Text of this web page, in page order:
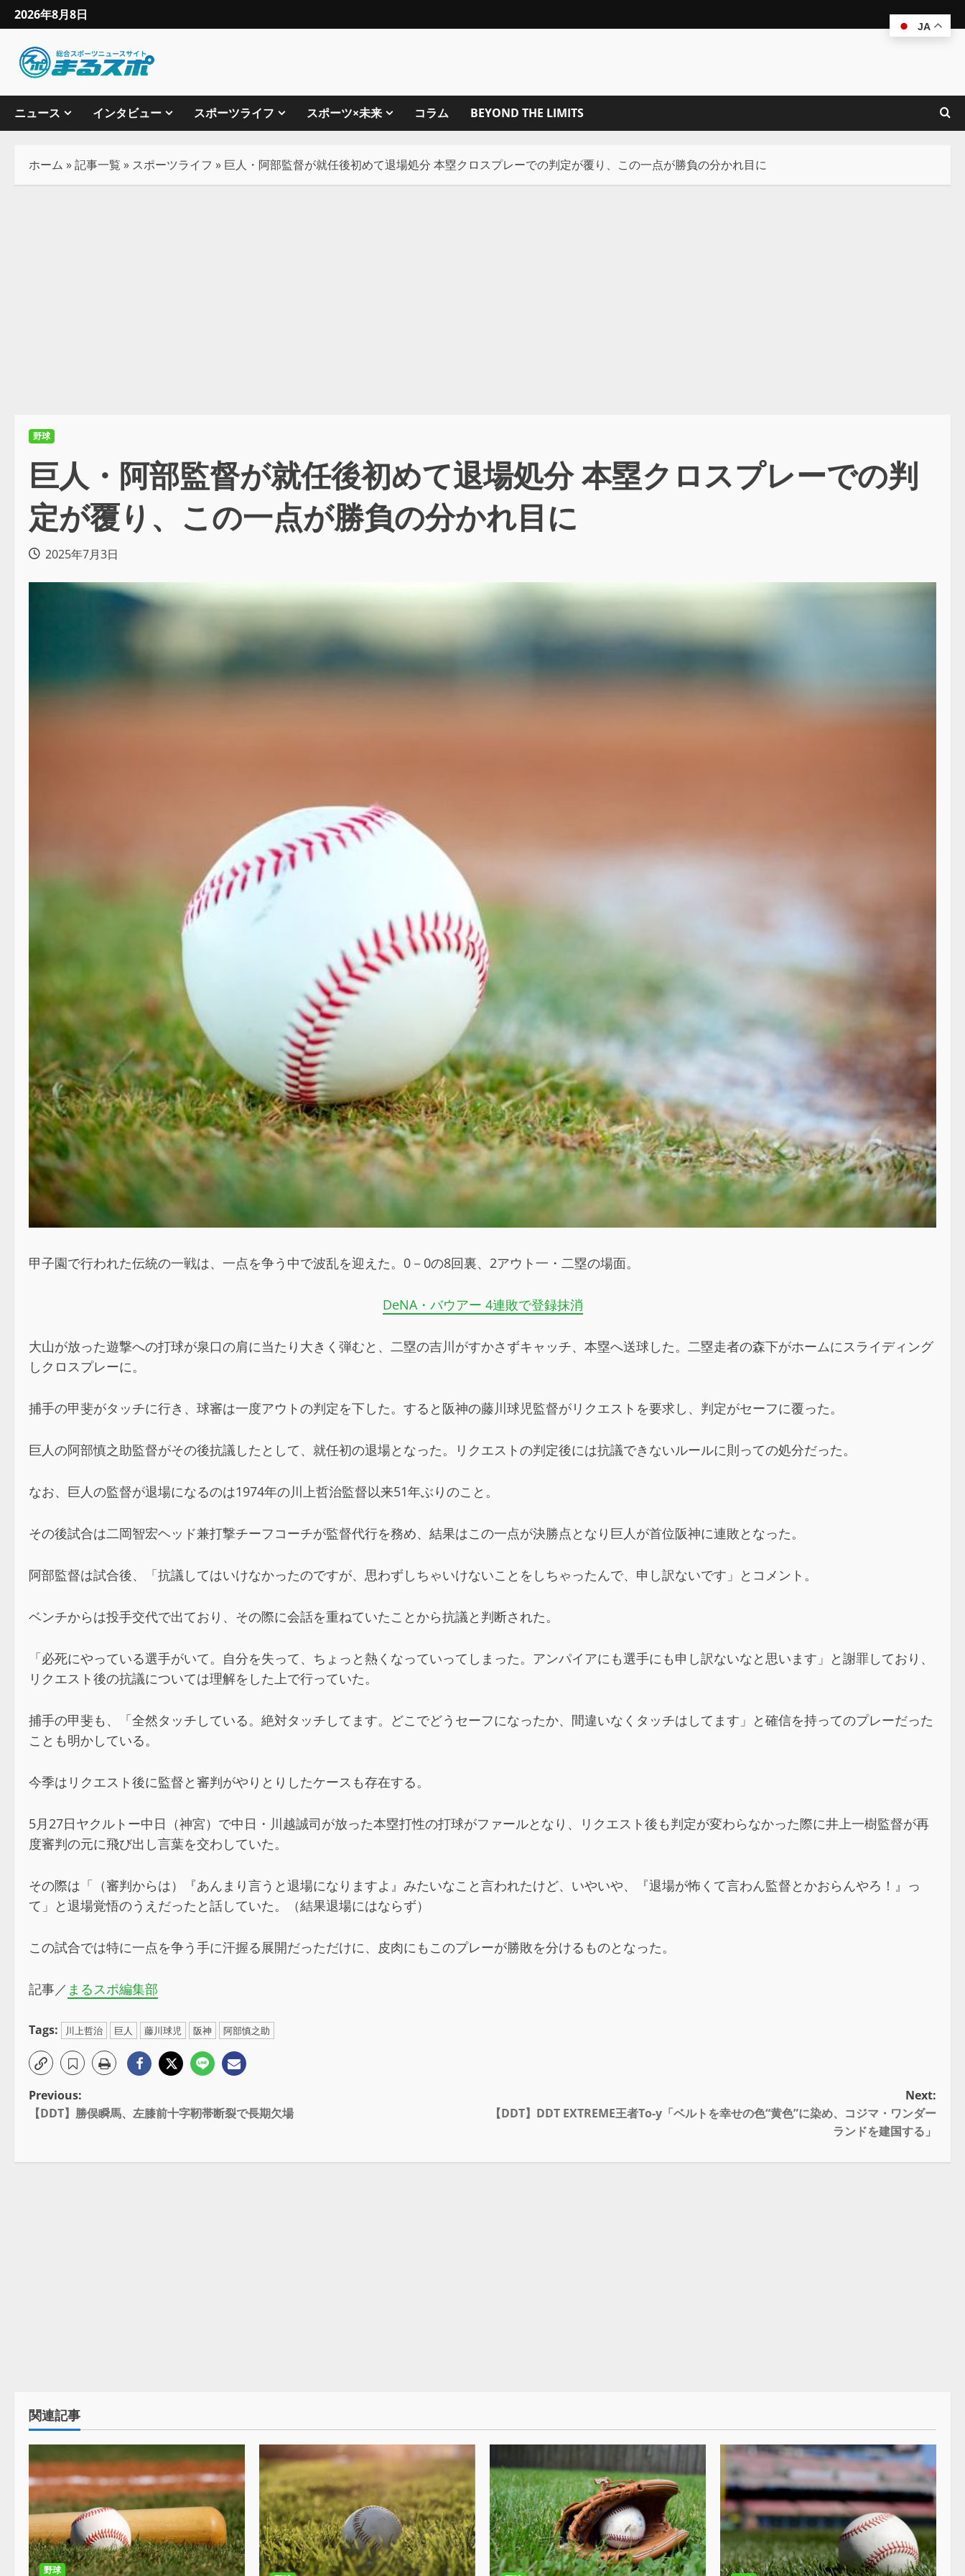
2026年8月8日
ニュース インタビュー スポーツライフ スポーツ×未来 コラム BEYOND THE LIMITS
ホーム »記事一覧 » スポーツライフ » 巨人・阿部監督が就任後初めて退場処分 本塁クロスプレーでの判定が覆り、この一点が勝負の分かれ目に
野球
巨人・阿部監督が就任後初めて退場処分 本塁クロスプレーでの判
定が覆り、この一点が勝負の分かれ目に
2025年7月3日
甲子園で行われた伝統の一戦は、一点を争う中で波乱を迎えた。0－0の8回裏、2アウト一・二塁の場面。
DeNA・バウアー 4連敗で登録抹消
大山が放った遊撃への打球が泉口の肩に当たり大きく弾むと、二塁の吉川がすかさずキャッチ、本塁へ送球した。二塁走者の森下がホームにスライディング
しクロスプレーに。
捕手の甲斐がタッチに行き、球審は一度アウトの判定を下した。すると阪神の藤川球児監督がリクエストを要求し、判定がセーフに覆った。
巨人の阿部慎之助監督がその後抗議したとして、就任初の退場となった。リクエストの判定後には抗議できないルールに則っての処分だった。
なお、巨人の監督が退場になるのは1974年の川上哲治監督以来51年ぶりのこと。
その後試合は二岡智宏ヘッド兼打撃チーフコーチが監督代行を務め、結果はこの一点が決勝点となり巨人が首位阪神に連敗となった。
阿部監督は試合後、「抗議してはいけなかったのですが、思わずしちゃいけないことをしちゃったんで、申し訳ないです」とコメント。
ベンチからは投手交代で出ており、その際に会話を重ねていたことから抗議と判断された。
「必死にやっている選手がいて。自分を失って、ちょっと熱くなっていってしまった。アンパイアにも選手にも申し訳ないなと思います」と謝罪しており、
リクエスト後の抗議については理解をした上で行っていた。
捕手の甲斐も、「全然タッチしている。絶対タッチしてます。どこでどうセーフになったか、間違いなくタッチはしてます」と確信を持ってのプレーだった
ことも明かしている。
今季はリクエスト後に監督と審判がやりとりしたケースも存在する。
5月27日ヤクルトー中日（神宮）で中日・川越誠司が放った本塁打性の打球がファールとなり、リクエスト後も判定が変わらなかった際に井上一樹監督が再
度審判の元に飛び出し言葉を交わしていた。
その際は「（審判からは）『あんまり言うと退場になりますよ』みたいなこと言われたけど、いやいや、『退場が怖くて言わん監督とかおらんやろ！』っ
て」と退場覚悟のうえだったと話していた。（結果退場にはならず）
この試合では特に一点を争う手に汗握る展開だっただけに、皮肉にもこのプレーが勝敗を分けるものとなった。
記事／ まるスポ編集部
Tags: 川上哲治 巨人 藤川球児 阪神 阿部慎之助
Previous:
【DDT】勝俣瞬馬、左膝前十字靭帯断裂で長期欠場
Next:
【DDT】DDT EXTREME王者To-y「ベルトを幸せの色“黄色”に染め、コジマ・ワンダー
ランドを建国する」
関連記事
野球
JA